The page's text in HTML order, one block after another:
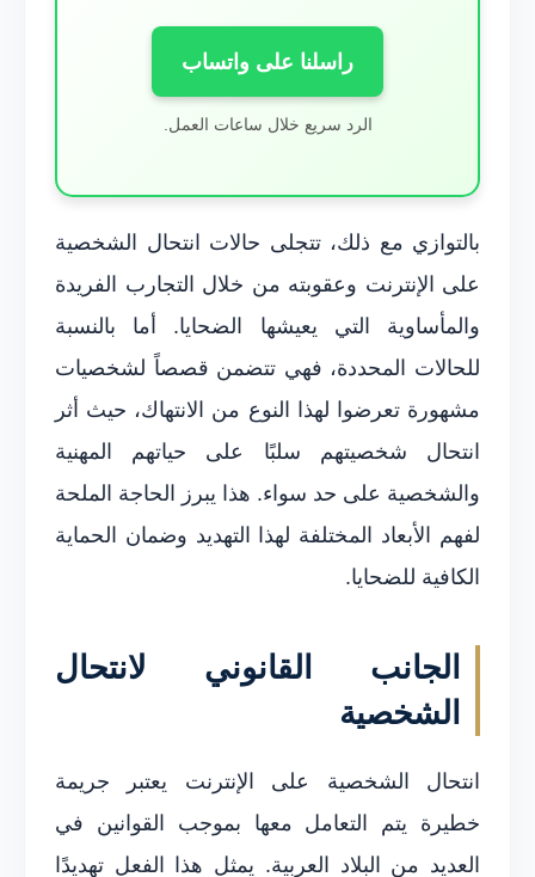
راسلنا على واتساب
الرد سريع خلال ساعات العمل.
بالتوازي مع ذلك، تتجلى حالات انتحال الشخصية
على الإنترنت وعقوبته من خلال التجارب الفريدة
والمأساوية التي يعيشها الضحايا. أما بالنسبة
للحالات المحددة، فهي تتضمن قصصاً لشخصيات
مشهورة تعرضوا لهذا النوع من الانتهاك، حيث أثر
انتحال شخصيتهم سلبًا على حياتهم المهنية
والشخصية على حد سواء. هذا يبرز الحاجة الملحة
لفهم الأبعاد المختلفة لهذا التهديد وضمان الحماية
الكافية للضحايا.
الجانب القانوني لانتحال
الشخصية
انتحال الشخصية على الإنترنت يعتبر جريمة
خطيرة يتم التعامل معها بموجب القوانين في
العديد من البلاد العربية. يمثل هذا الفعل تهديدًا